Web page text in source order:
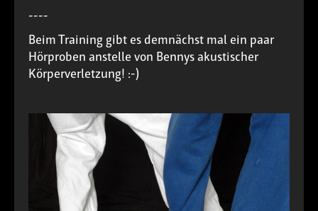
----
Beim Training gibt es demnächst mal ein paar
Hörproben anstelle von Bennys akustischer
Körperverletzung! :-)